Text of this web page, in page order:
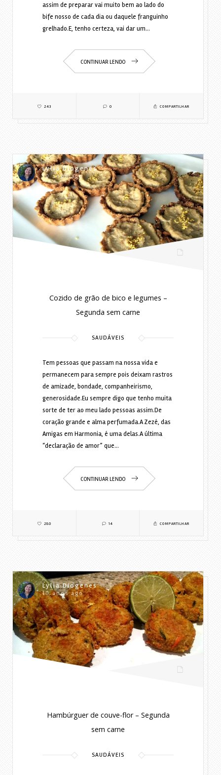
assim de preparar vai muito bem ao lado do
bife nosso de cada dia ou daquele franguinho
grelhado.E, tenho certeza, vai dar um…
CONTINUAR LENDO
243 0 COMPARTILHAR
Lylia Diogenes
10 anos ago
Cozido de grão de bico e legumes –
Segunda sem carne
SAUDÁVEIS
Tem pessoas que passam na nossa vida e
permanecem para sempre pois deixam rastros
de amizade, bondade, companheirismo,
generosidade.Eu sempre digo que tenho muita
sorte de ter ao meu lado pessoas assim.De
coração grande e alma perfumada.A Zezé, das
Amigas em Harmonia, é uma delas.A última
“declaração de amor” que…
CONTINUAR LENDO
280 14 COMPARTILHAR
Lylia Diogenes
10 anos ago
Hambúrguer de couve-flor – Segunda
sem carne
SAUDÁVEIS